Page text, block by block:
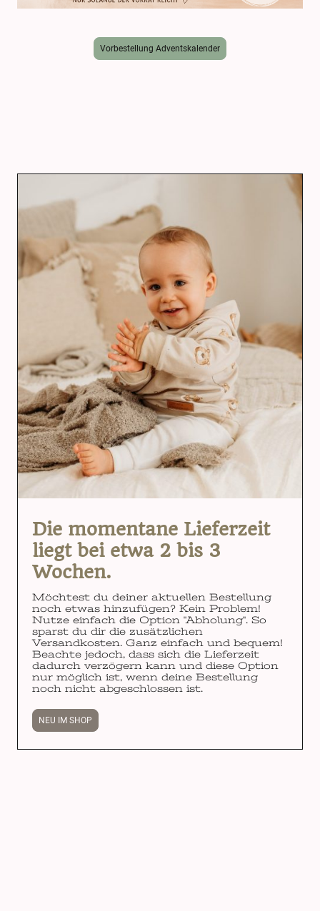
Vorbestellung Adventskalender
Die momentane Lieferzeit
liegt bei etwa 2 bis 3
Wochen.
Möchtest du deiner aktuellen Bestellung
noch etwas hinzufügen? Kein Problem!
Nutze einfach die Option "Abholung". So
sparst du dir die zusätzlichen
Versandkosten. Ganz einfach und bequem!
Beachte jedoch, dass sich die Lieferzeit
dadurch verzögern kann und diese Option
nur möglich ist, wenn deine Bestellung
noch nicht abgeschlossen ist.
NEU IM SHOP